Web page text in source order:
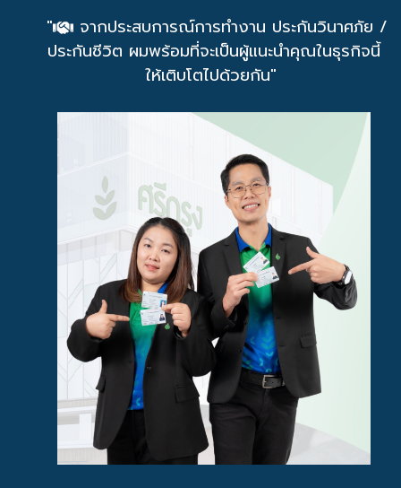
"
จากประสบการณ์การทำงาน ประกันวินาศภัย /
ประกันชีวิต ผมพร้อมที่จะเป็นผู้แนะนำคุณในธุรกิจนี้
ให้เติบโตไปด้วยกัน"